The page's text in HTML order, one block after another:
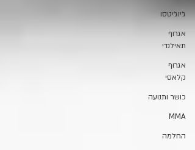
ג׳יוג׳יטסו
אגרוף
תאילנדי
אגרוף
קלאסי
כושר ותנועה
MMA
החלמה